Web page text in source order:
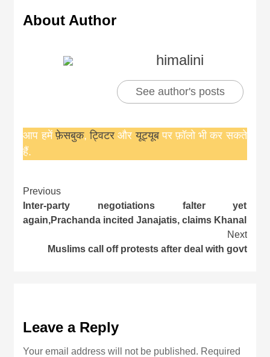
About Author
himalini
See author's posts
आप हमेंफ़ेसबुक,ट्विटरऔरयूट्यूबपर फ़ॉलो भी कर सकते
हैं.
Continue
Reading
Previous
Inter-party negotiations falter yet
again,Prachanda incited Janajatis‚ claims Khanal
Next
Muslims call off protests after deal with govt
Leave a Reply
Your email address will not be published. Required